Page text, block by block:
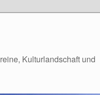
Kulturlandschaft und